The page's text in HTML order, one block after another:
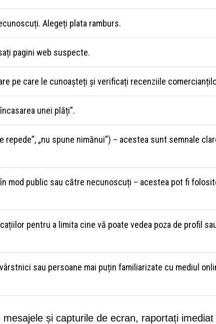
Alegeți plata ramburs.
pagini web suspecte.
pe care le cunoașteți și verificați recenziile
unei plăți”.
„nu spune nimănui”) – acestea sunt semnale
mod public sau către necunoscuți – acestea pot fi
pentru a limita cine vă poate vedea poza de profil
sau persoane mai puțin familiarizate cu mediul
și capturile de ecran, raportați imediat